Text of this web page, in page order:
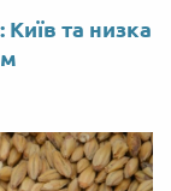
Київ та низка